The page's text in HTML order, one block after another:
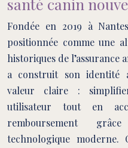
Fondée en 2019 à
positionnée comme une
historiques de l’assurance
a construit son identité
valeur claire :
utilisateur tout en
remboursement
technologique moderne.